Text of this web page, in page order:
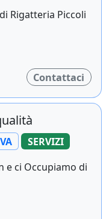
Rigatteria Piccoli
Contattaci
SERVIZI
e ci Occupiamo di